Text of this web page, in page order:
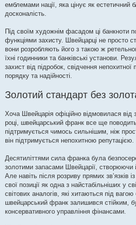
емблемами нації, яка цінує як естетичний
досконалість.
Під своїм художнім фасадом ці банкноти
функціями захисту. Швейцарці не просто
вони розробляють його з такою ж
їхні годинники та банківські установи.
захист від підробок, свідчення непохитної
порядку та надійності.
Золотий стандарт без
Хоча Швейцарія офіційно відмовилася від
році, швейцарський франк все ще
підтримується чимось сильнішим, ніж
він підтримується непохитною репутацією.
Десятиліттями сила франка була
золотими запасами Швейцарії, створюючи
Але навіть після розриву прямих зв’язків
свої позиції як одна з найстабільніших у
світових аналогів, які хитаються під вагою
швейцарський франк залишився стійким,
консервативного управління фінансами.